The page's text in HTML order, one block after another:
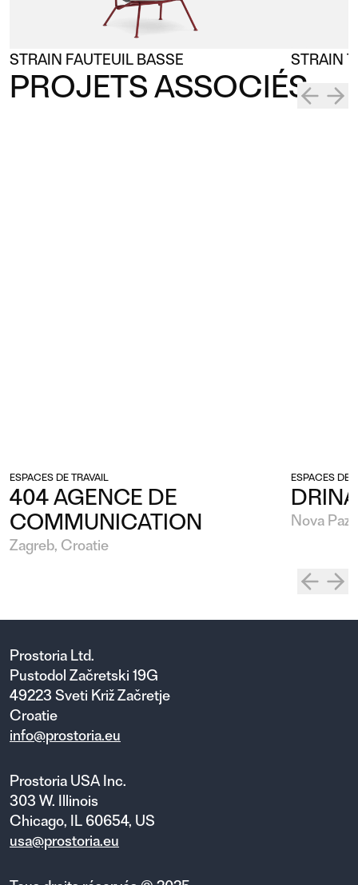
STRAIN FAUTEUIL BASSE STRAIN
PROJETS ASSOCIÉS
ESPACES DE TRAVAIL
404 AGENCE DE
COMMUNICATION
Zagreb, Croatie
ESPACES DE
DRINA
Nova
Prostoria Ltd.
Pustodol Začretski 19G
49223 Sveti Križ Začretje
Croatie
info@prostoria.eu
Prostoria USA Inc.
303 W. Illinois
Chicago, IL 60654, US
usa@prostoria.eu